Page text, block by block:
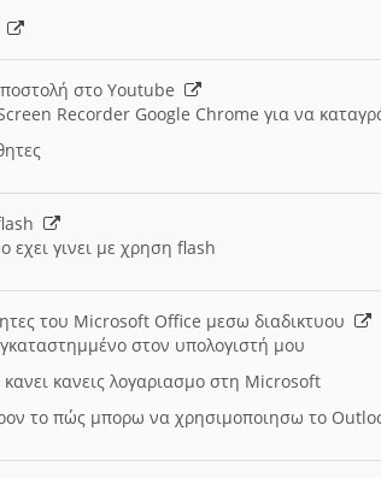
στο Youtube
Recorder Google Chrome για να
flash
εχει γινει με χρηση flash
του Microsoft Office μεσω διαδικτυου
στον υπολογιστή μου
κανει κανεις λογαριασμο στη Microsoft
το πώς μπορω να χρησιμοποιησω το